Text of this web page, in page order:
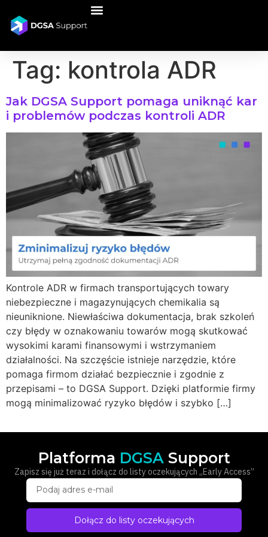
Tag: kontrola ADR
Jak DGSA Support pomaga uniknąć kar
i problemów podczas kontroli ADR
Kontrole ADR w firmach transportujących towary
niebezpieczne i magazynujących chemikalia są
nieuniknione. Niewłaściwa dokumentacja, brak szkoleń
czy błędy w oznakowaniu towarów mogą skutkować
wysokimi karami finansowymi i wstrzymaniem
działalności. Na szczęście istnieje narzędzie, które
pomaga firmom działać bezpiecznie i zgodnie z
przepisami – to DGSA Support. Dzięki platformie firmy
mogą minimalizować ryzyko błędów i szybko […]
Platforma DGSA Support
Zapisz się już teraz i dołącz do listy oczekujących „Early Access”
Dołącz do listy oczekujących